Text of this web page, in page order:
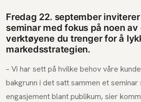
Fredag 22. september
seminar med fokus på noen
verktøyene du trenger for å
markedsstrategien.
– Vi har sett på hvilke behov våre
bakgrunn i det satt sammen et
engasjement blant publikum, sier